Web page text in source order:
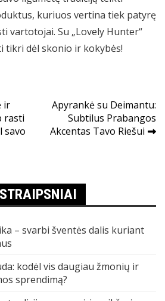
kuriuos vertina tiek patyrę
vartotojai. Su „Lovely Hunter“
tikri dėl skonio ir kokybės!
ir
rasti
savo
Apyrankė su Deimantu:
Subtilus Prabangos
Akcentas Tavo Riešui
– svarbi šventės dalis kuriant
kodėl vis daugiau žmonių ir
sprendimą?